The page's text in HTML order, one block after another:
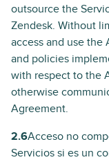
outsource the
Zendesk. Without
access and use the
and policies
with respect to the
otherwise
Agreement.
2.6Acceso no
Servicios si es un